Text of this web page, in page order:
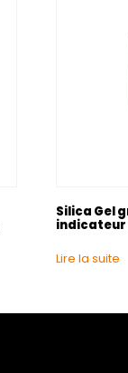
Silica Gel
indicateur
Lire la suite